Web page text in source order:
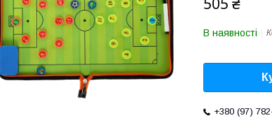
В наявності
+380 (97)